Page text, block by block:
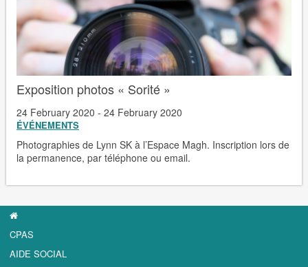
Exposition photos « Sorité »
24 February 2020 - 24 February 2020
ÉVÉNEMENTS
Photographies de Lynn SK à l’Espace Magh. Inscription lors de
la permanence, par téléphone ou email.
CPAS
AIDE SOCIAL